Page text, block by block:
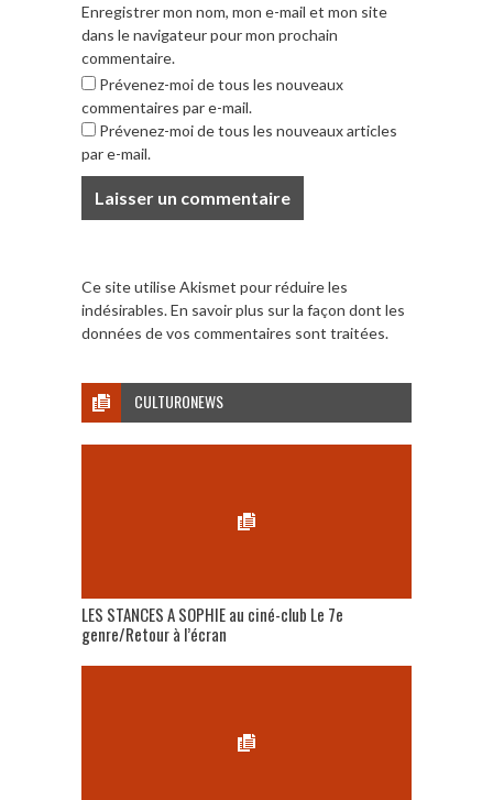
Enregistrer mon nom, mon e-mail et mon site
dans le navigateur pour mon prochain
commentaire.
Prévenez-moi de tous les nouveaux
commentaires par e-mail.
Prévenez-moi de tous les nouveaux articles
par e-mail.
Ce site utilise Akismet pour réduire les
indésirables.En savoir plus sur la façon dont les
données de vos commentaires sont traitées.
CULTURONEWS
LES STANCES A SOPHIE au ciné-club Le 7e
genre/Retour à l’écran